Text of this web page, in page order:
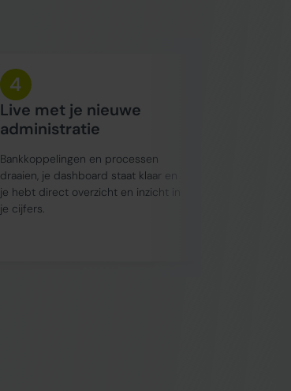
4
Live met je nieuwe
administratie
Bankkoppelingen en processen
draaien, je dashboard staat klaar en
je hebt direct overzicht en inzicht in
je cijfers.